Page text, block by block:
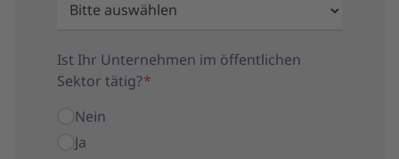
Ist Ihr Unternehmen im öffentlichen
Sektor tätig?*
Nein
Ja